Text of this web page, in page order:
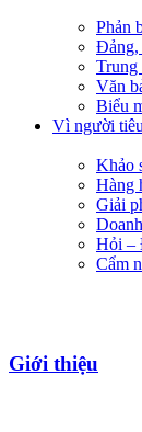
Phản
Đảng,
Văn
Biểu
Vì người
Khảo
Hàng
Giải
Hỏi –
Cẩm
Giới thiệu